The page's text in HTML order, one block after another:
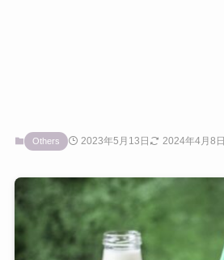
Others 2023年5月13日 2024年4月8日